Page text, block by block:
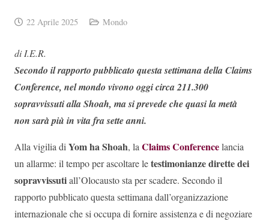
22 Aprile 2025 Mondo
di I.E.R.
Secondo il rapporto pubblicato questa settimana della Claims
Conference, nel mondo vivono oggi circa 211.300
sopravvissuti alla Shoah, ma si prevede che quasi la metà
non sarà più in vita fra sette anni.
Alla vigilia diYom ha Shoah, laClaims Conferencelancia
un allarme: il tempo per ascoltare letestimonianze dirette dei
sopravvissutiall’Olocausto sta per scadere. Secondo il
rapporto pubblicato questa settimana dall’organizzazione
internazionale che si occupa di fornire assistenza e di negoziare